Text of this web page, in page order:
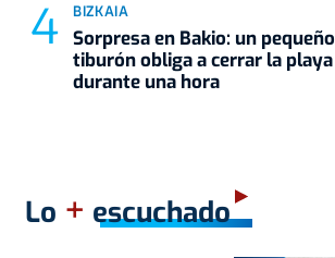
BIZKAIA
Sorpresa en Bakio: un pequeño
tiburón obliga a cerrar la playa
durante una hora
Lo + escuchado